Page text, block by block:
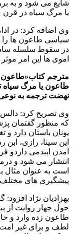
شایع می شود و به
یا مرگ سیاه در قرن
وی اضافه کرد: در
سیاسی طاعون ها را
در سقوط سلسله
اموی ها این امر
مترجم کتاب«طاعون
طاعون یا مرگ سیاه
نهضت ترجمه به نوعی
وی تصریح کرد: دالس
که منظور گفتمان
یونان باستان دارد و
این سینا، رازی،
آمدن اپیدمی داردو
انتشار می شود و
است به عنوان مثال
پیشگیری های مختلف
بهزادیان نژاد
حول چهار روایت از
طاعون زده وارد و
لطف و برای غیر